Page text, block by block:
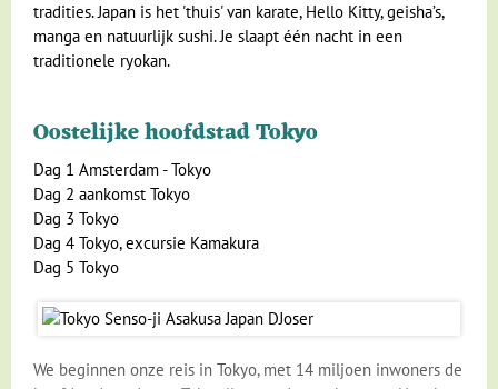
tradities. Japan is het 'thuis' van karate, Hello Kitty, geisha’s,
manga en natuurlijk sushi. Je slaapt één nacht in een
traditionele ryokan.
Oostelijke hoofdstad Tokyo
Dag 1 Amsterdam - Tokyo
Dag 2 aankomst Tokyo
Dag 3 Tokyo
Dag 4 Tokyo, excursie Kamakura
Dag 5 Tokyo
We beginnen onze reis in Tokyo, met 14 miljoen inwoners de